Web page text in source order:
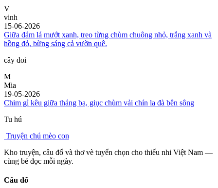
V
vinh
15-06-2026
Giữa đám lá mướt xanh, treo từng chùm chuông nhỏ, trắng xanh và
hồng đỏ, bừng sáng cả vườn quê.
cây doi
M
Mia
19-05-2026
Chim gì kêu giữa tháng ba, giục chùm vải chín la đà bên sông
Tu hú
Truyện chú mèo con
Kho truyện, câu đố và thơ vè tuyển chọn cho thiếu nhi Việt Nam —
cùng bé đọc mỗi ngày.
Câu đố